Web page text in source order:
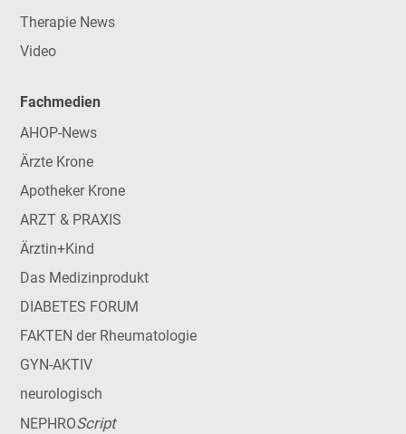
Therapie News
Video
Fachmedien
AHOP-News
Ärzte Krone
Apotheker Krone
ARZT & PRAXIS
Ärztin+Kind
Das Medizinprodukt
DIABETES FORUM
FAKTEN der Rheumatologie
GYN-AKTIV
neurologisch
NEPHROScript